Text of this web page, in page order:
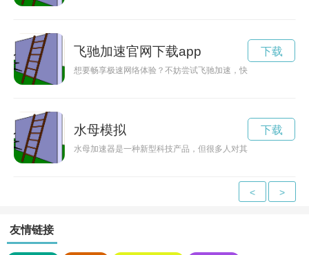
飞驰加速官网下载app
想要畅享极速网络体验？不妨尝试飞驰加速，快速下载官网版
下载
水母模拟
水母加速器是一种新型科技产品，但很多人对其效果和实用性
下载
< >
友情链接